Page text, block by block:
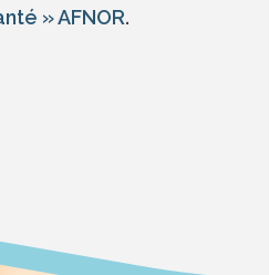
» AFNOR.